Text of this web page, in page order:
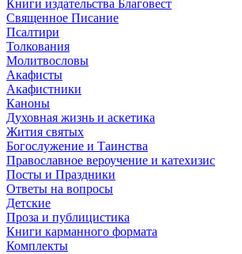
Книги издательства Благовест
Священное Писание
Псалтири
Толкования
Молитвословы
Акафисты
Акафистники
Каноны
Духовная жизнь и аскетика
Жития святых
Богослужение и Таинства
Православное вероучение и катехизис
Посты и Праздники
Ответы на вопросы
Детские
Проза и публицистика
Книги карманного формата
Комплекты